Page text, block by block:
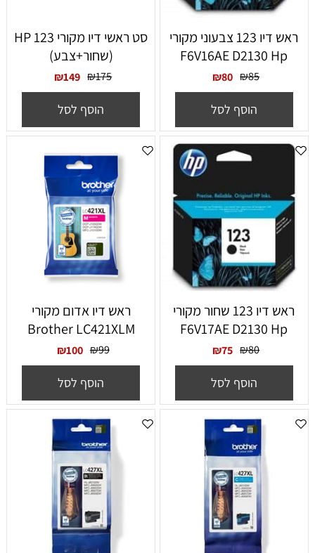
ראש דיו 123 צבעוני מקורי
F6V16AE D2130 Hp
₪85
₪80
הוסף לסל
סט ראשי דיו מקורי HP 123
(שחור+צבע)
₪175
₪149
הוסף לסל
ראש דיו 123 שחור מקורי
F6V17AE D2130 Hp
₪80
₪75
הוסף לסל
‏ראש דיו אדום מקורי
Brother LC421XLM
₪99
₪100
הוסף לסל